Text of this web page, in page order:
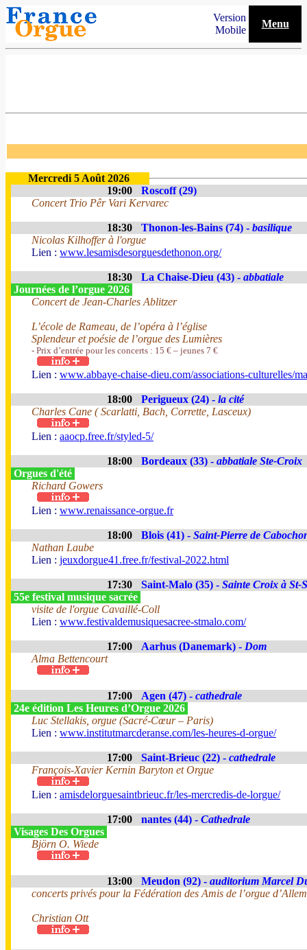
Version
Mobile
Menu
Mercredi 5 Août 2026
19:00
Roscoff (29)
Concert Trio Pêr Vari Kervarec
18:30 Thonon-les-Bains (74) - basilique
Nicolas Kilhoffer à l'orgue
Lien : www.lesamisdesorguesdethonon.org/
18:30 La Chaise-Dieu (43) - abbatiale
Journées de l’orgue 2026
Concert de Jean-Charles Ablitzer
L’école de Rameau, de l’opéra à l’église
Splendeur et poésie de l’orgue des Lumières
- Prix d’entrée pour les concerts : 15 € – jeunes 7 €
Lien : www.abbaye-chaise-dieu.com/associations-culturelles/
18:00 Perigueux (24) - la cité
Charles Cane ( Scarlatti, Bach, Corrette, Lasceux)
Lien : aaocp.free.fr/styled-5/
18:00 Bordeaux (33) - abbatiale Ste-Croix
Orgues d'été
Richard Gowers
Lien : www.renaissance-orgue.fr
18:00 Blois (41) - Saint-Pierre de
Nathan Laube
Lien : jeuxdorgue41.free.fr/festival-2022.html
17:30 Saint-Malo (35) - Sainte Croix à St-
55e festival musique sacrée
visite de l'orgue Cavaillé-Coll
Lien : www.festivaldemusiquesacree-stmalo.com/
17:00 Aarhus (Danemark) - Dom
Alma Bettencourt
17:00 Agen (47) - cathedrale
24e édition Les Heures d’Orgue 2026
Luc Stellakis, orgue (Sacré-Cœur – Paris)
Lien : www.institutmarcderanse.com/les-heures-d-orgue/
17:00 Saint-Brieuc (22) - cathedrale
François-Xavier Kernin Baryton et Orgue
Lien : amisdelorguesaintbrieuc.fr/les-mercredis-de-lorgue/
17:00 nantes (44) - Cathedrale
Visages Des Orgues
Björn O. Wiede
13:00 Meudon (92) - auditorium Marcel
concerts privés pour la Fédération des Amis de l’orgue
Christian Ott